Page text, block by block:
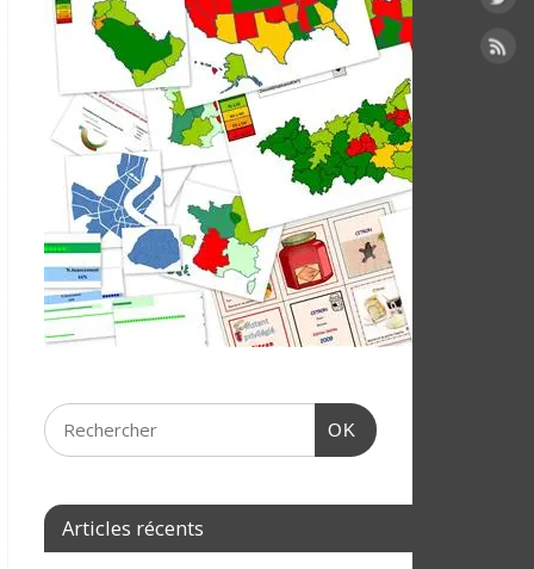
OK
Articles récents